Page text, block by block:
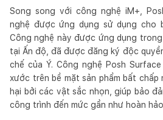
Song song với công nghệ iM+,
nghệ được ứng dụng sử dụng cho
Công nghệ này được ứng dụng
tại Ấn độ, đã được đăng ký độc
chế của Ý. Công nghệ Posh
xước trên bề mặt sản phẩm bất chấp
hại bởi các vật sắc nhọn, giúp bảo
công trình đến mức gần như hoàn